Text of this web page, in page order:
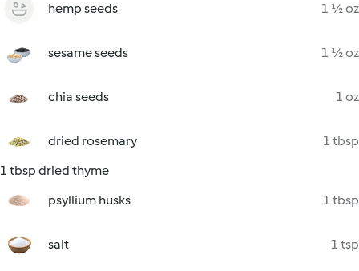
hemp seeds 1 ½ oz
sesame seeds 1 ½ oz
chia seeds 1 oz
dried rosemary
1 tbsp
1 tbsp dried thyme
psyllium husks
1 tbsp
salt 1 tsp